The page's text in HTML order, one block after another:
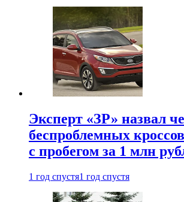
Эксперт «ЗР» назвал
беспроблемных
с пробегом за 1 млн
1 год спустя1 год спустя